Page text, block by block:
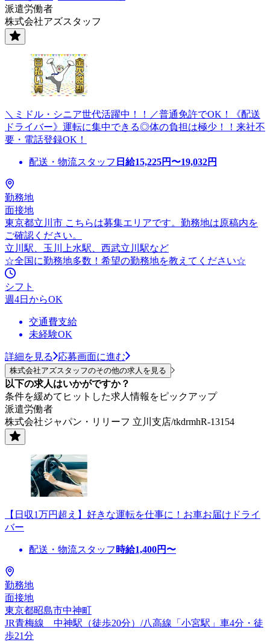
派遣労働者
株式会社アズスタッフ
＼ミドル・シニア世代活躍中！！／普通免許でOK！《配送
ドライバー》運転に集中できる◎体の負担は極少！！来社不
要・電話登録OK！
配送・物流スタッフ 日給15,225円〜19,032円
勤務地
面接地
東京都立川市 こちらは募集エリアです。勤務地は原稿内を
ご確認ください。
立川駅、玉川上水駅、西武立川駅など
☆全国に勤務地多数！希望の勤務地を教えてください☆
シフト
週4日からOK
交通費支給
未経験OK
詳細を見る 応募画面に進む
株式会社アズスタッフのその他の求人を見る
以下の求人はいかがですか？
条件を緩めてヒットした求人情報をピックアップ
派遣労働者
株式会社ジャパン・リリーフ 立川支店/tkdrmhR-13154
【日収1万円超え】好きな運転を仕事に！お車お届けドライ
バー
配送・物流スタッフ 時給1,400円〜
勤務地
面接地
東京都昭島市中神町
JR青梅線 中神駅（徒歩20分）/八高線「小宮駅」車4分・徒
歩21分